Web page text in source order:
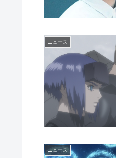
ニュース
ニュース